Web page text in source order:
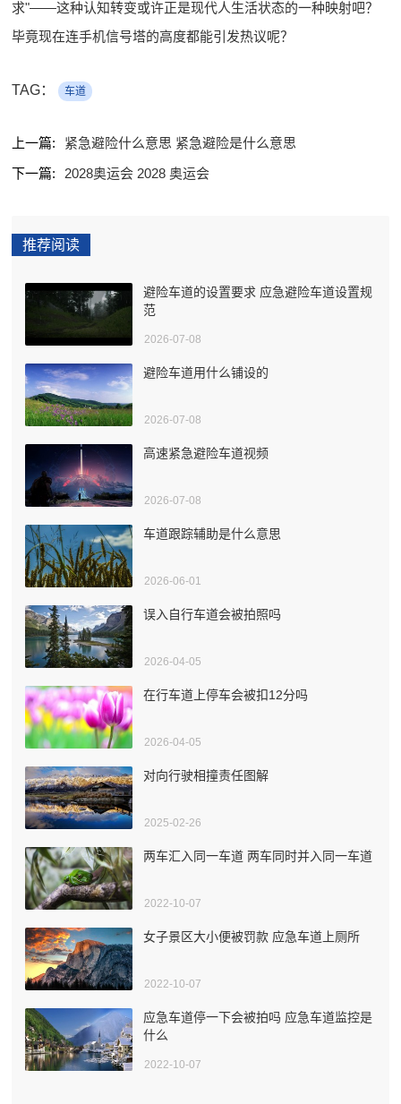
求"——这种认知转变或许正是现代人生活状态的一种映射吧？
毕竟现在连手机信号塔的高度都能引发热议呢？
TAG： 车道
上一篇:
紧急避险什么意思 紧急避险是什么意思
下一篇:
2028奥运会 2028 奥运会
推荐阅读
避险车道的设置要求 应急避险车道设置规
范
2026-07-08
避险车道用什么铺设的
2026-07-08
高速紧急避险车道视频
2026-07-08
车道跟踪辅助是什么意思
2026-06-01
误入自行车道会被拍照吗
2026-04-05
在行车道上停车会被扣12分吗
2026-04-05
对向行驶相撞责任图解
2025-02-26
两车汇入同一车道 两车同时并入同一车道
2022-10-07
女子景区大小便被罚款 应急车道上厕所
2022-10-07
应急车道停一下会被拍吗 应急车道监控是
什么
2022-10-07